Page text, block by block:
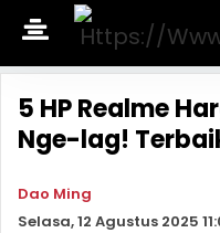
5 HP Realme
Nge-lag!
Dao Ming
Selasa, 12 Agustus 2025